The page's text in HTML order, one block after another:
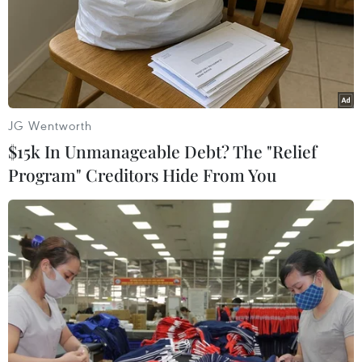
#Sở Kế hoạch và Đầu tư Hà Nội
TP. Hà Nội
Theo dõi VietnamPlus
JG Wentworth
$15k In Unmanageable Debt? The "Relief
Program" Creditors Hide From You